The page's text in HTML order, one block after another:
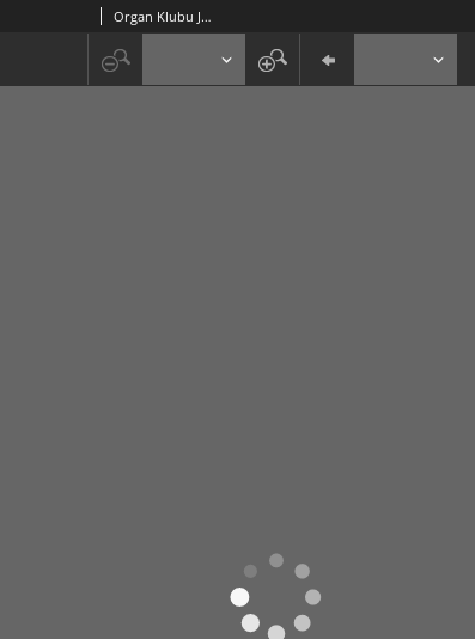
Organ Klubu Jazzowego "Rotunda"